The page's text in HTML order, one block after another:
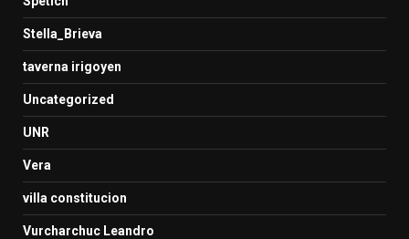
Stella_Brieva
taverna irigoyen
Uncategorized
UNR
Vera
villa constitucion
Vurcharchuc Leandro